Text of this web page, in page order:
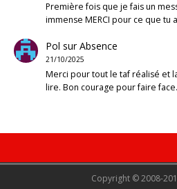
Première fois que je fais un
immense MERCI pour ce que tu
Pol surAbsence
21/10/2025
Merci pour tout le taf réalisé et
lire. Bon courage pour faire
Copyright © 2008-